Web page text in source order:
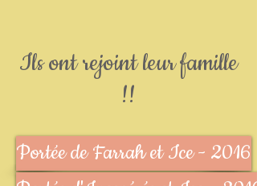
Ils ont rejoint leur famille
!!
Portée de Farrah et Ice - 2016